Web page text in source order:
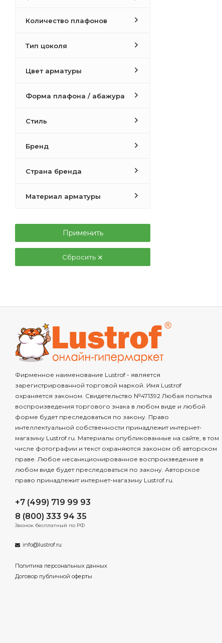
Количество плафонов
Тип цоколя
Цвет арматуры
Форма плафона / абажура
Стиль
Бренд
Страна бренда
Материал арматуры
Применить
Сбросить
Фирменное наименование Lustrof - является
зарегистрированной торговой маркой. Имя Lustrof
охраняется законом. Свидетельство №471392 Любая попытка
воспроизведения торгового знака в любом виде и любой
форме будет преследоваться по закону. Право
интеллектуальной собственности принадлежит интернет-
магазину Lustrof.ru. Материалы опубликованные на сайте, в том
числе фотографии и текст охраняются законом об авторском
праве. Любое несанкционированное воспроизведение в
любом виде будет преследоваться по закону. Авторское
право принадлежит интернет-магазину Lustrof.ru.
+7 (499) 719 99 93
8 (800) 333 94 35
Звонок бесплатный по РФ
info@lustrof.ru
Политика персональных данных
Договор публичной оферты